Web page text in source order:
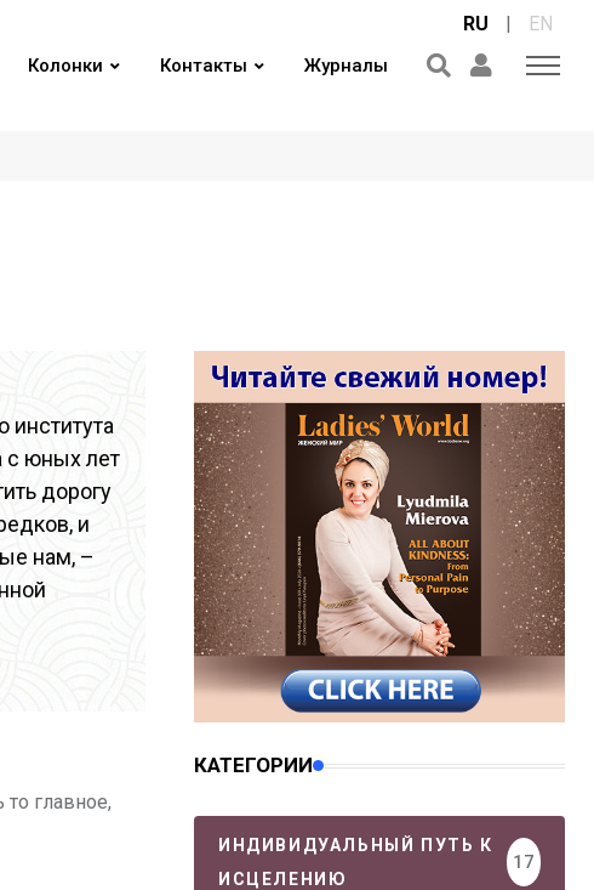
Колонки Контакты Журналы
RU | EN
института
с юных лет
дорогу
и
нам, –
главное,
КАТЕГОРИИ
ИНДИВИДУАЛЬНЫЙ ПУТЬ К
ИСЦЕЛЕНИЮ
17